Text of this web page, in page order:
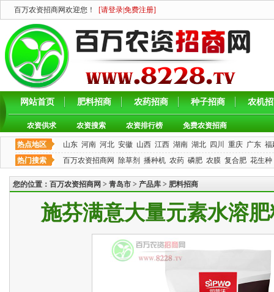
百万农资招商网欢迎您！ [请登录免费注册]
网站首页 肥料招商 农药招商 种子招商 农机
农资供求 农资搜索 农资排行榜 免费农资招商
热点地区 山东 河南 河北 安徽 山西 江西 湖南 湖北 四川 重庆 广东 福
热门搜索
百万农资招商网 除草剂 播种机 农药 磷肥 农膜 复合肥 花生种
您的位置： 百万农资招商网 > 青岛市 > 产品库 > 肥料招商
施芬满意大量元素水溶